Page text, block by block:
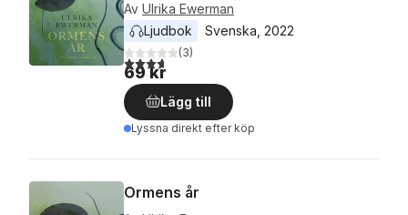
Av Ulrika Ewerman
Ljudbok
Svenska 2022
3,7utav 5 stjärnor. Totalt antal röster:
(3)
69 kr
Lägg till
Lyssna direkt efter köp
Ormens år